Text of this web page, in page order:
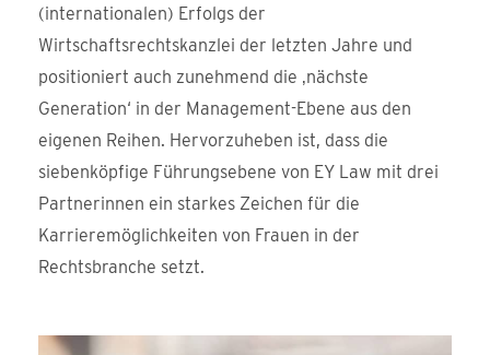
(internationalen) Erfolgs der
Wirtschaftsrechtskanzlei der letzten Jahre und
positioniert auch zunehmend die ‚nächste
Generation‘ in der Management-Ebene aus den
eigenen Reihen. Hervorzuheben ist, dass die
siebenköpfige Führungsebene von EY Law mit drei
Partnerinnen ein starkes Zeichen für die
Karrieremöglichkeiten von Frauen in der
Rechtsbranche setzt.